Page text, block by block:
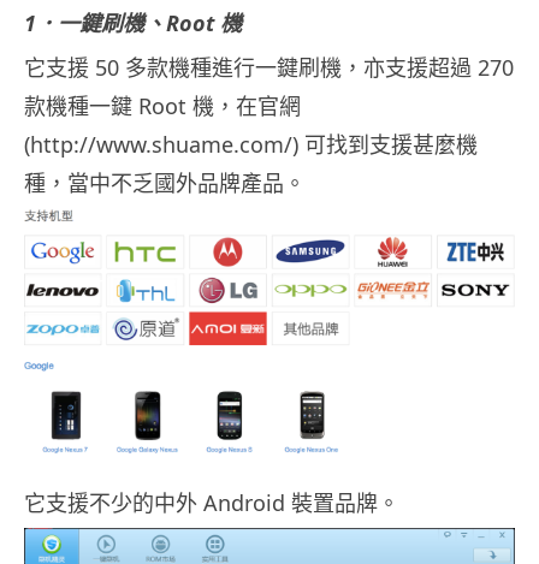
1．一鍵刷機、Root 機
它支援 50 多款機種進行一鍵刷機，亦支援超過 270
款機種一鍵 Root 機，在官網
(http://www.shuame.com/) 可找到支援甚麼機
種，當中不乏國外品牌產品。
它支援不少的中外 Android 裝置品牌。